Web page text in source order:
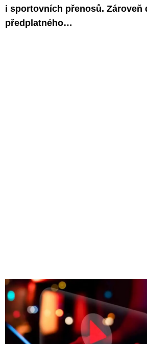
i sportovních přenosů. Zároveň
předplatného…